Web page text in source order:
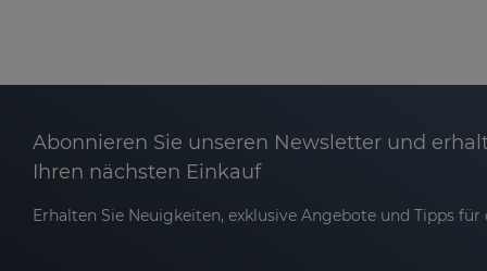
Abonnieren Sie unseren Newsletter und
Ihren nächsten Einkauf
Erhalten Sie Neuigkeiten, exklusive Angebote und Tipps für